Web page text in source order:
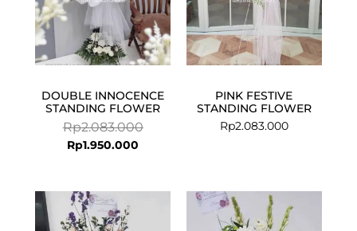
DOUBLE INNOCENCE
STANDING FLOWER
Rp2.083.000
Rp1.950.000
PINK FESTIVE
STANDING FLOWER
Rp2.083.000